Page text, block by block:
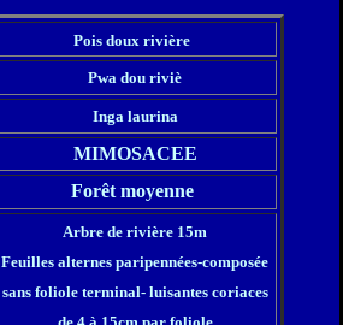
Pois doux rivière
Pwa dou riviè
Inga laurina
MIMOSACEE
Forêt moyenne
Arbre de rivière 15m
Feuilles alternes paripennées-composée
sans foliole terminal- luisantes coriaces
de 4 à 15cm par foliole